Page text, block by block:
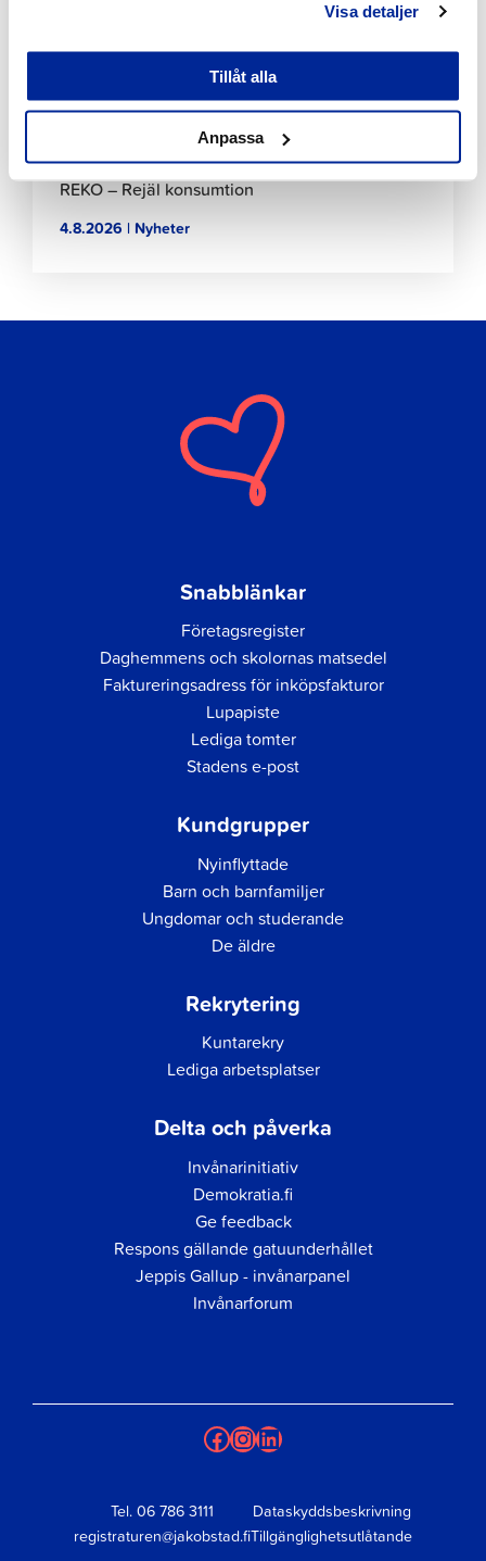
Visa detaljer
Tillåt alla
Anpassa
REKO – Rejäl konsumtion
4.8.2026 | Nyheter
Snabblänkar
Företagsregister
Daghemmens och skolornas matsedel
Faktureringsadress för inköpsfakturor
Lupapiste
Lediga tomter
Stadens e-post
Kundgrupper
Nyinflyttade
Barn och barnfamiljer
Ungdomar och studerande
De äldre
Rekrytering
Kuntarekry
Lediga arbetsplatser
Delta och påverka
Invånarinitiativ
Demokratia.fi
Ge feedback
Respons gällande gatuunderhållet
Jeppis Gallup - invånarpanel
Invånarforum
Facebook
Instagram
LinkedIn
Tel. 06 786 3111
registraturen@jakobstad.fi
Dataskyddsbeskrivning
Tillgänglighetsutlåtande